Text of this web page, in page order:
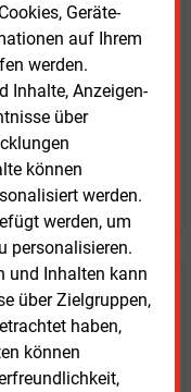
Geräte-
auf Ihrem
werden.
Inhalte, Anzeigen-
über
können
werden.
werden, um
personalisieren.
und Inhalten kann
über Zielgruppen,
haben,
können
Nachrichten mit